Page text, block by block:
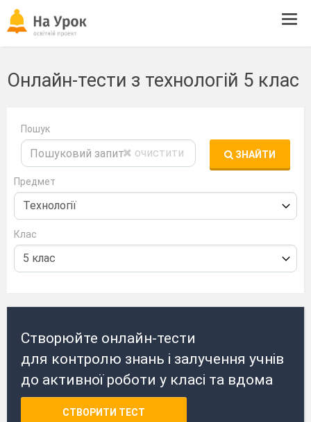
Онлайн-тести з технологій 5 клас
Пошук
очистити ЗНАЙТИ
Предмет
Клас
Створюйте онлайн-тести
для контролю знань і залучення учнів
до активної роботи у класі та вдома
СТВОРИТИ ТЕСТ